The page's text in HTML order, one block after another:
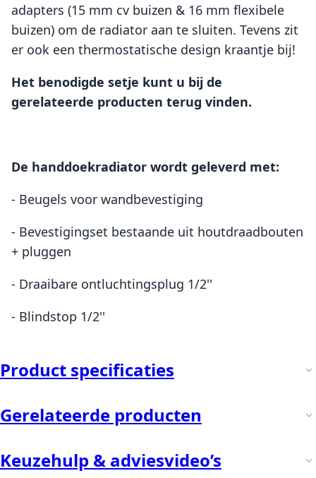
adapters (15 mm cv buizen & 16 mm flexibele
buizen) om de radiator aan te sluiten. Tevens zit
er ook een thermostatische design kraantje bij!
Het benodigde setje kunt u bij de
gerelateerde producten terug vinden.
De handdoekradiator wordt geleverd met:
- Beugels voor wandbevestiging
- Bevestigingset bestaande uit houtdraadbouten
+ pluggen
- Draaibare ontluchtingsplug 1/2''
- Blindstop 1/2''
Product specificaties
Gerelateerde producten
Keuzehulp & adviesvideo’s